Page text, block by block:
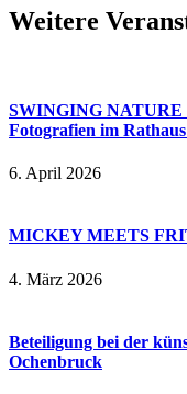
Weitere
SWINGING NATURE
Fotografien im
6. April 2026
MICKEY MEETS
4. März 2026
Beteiligung bei der
Ochenbruck